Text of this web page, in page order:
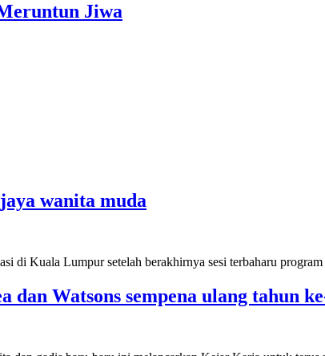
Jiwa
wanita muda
di Kuala Lumpur setelah berakhirnya sesi terbaharu
Watsons sempena ulang tahun